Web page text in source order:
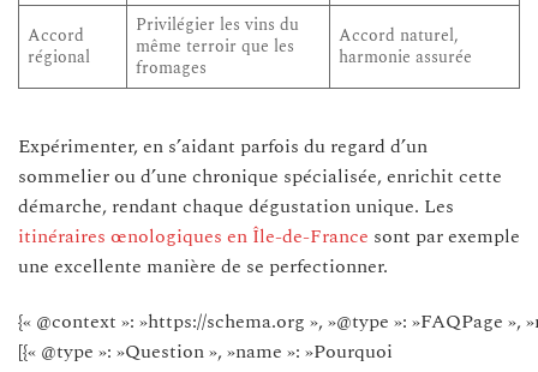
Accord
régional
Privilégier les vins du
même terroir que les
fromages
Accord naturel,
harmonie assurée
Expérimenter, en s’aidant parfois du regard d’un
sommelier ou d’une chronique spécialisée, enrichit cette
démarche, rendant chaque dégustation unique. Les
itinéraires œnologiques en Île-de-France sont par exemple
une excellente manière de se perfectionner.
{« @context »: »https://schema.org », »@type »: »FAQPage »,
[{« @type »: »Question », »name »: »Pourquoi